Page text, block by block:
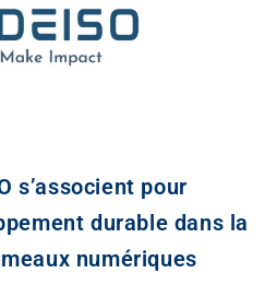
s’associent pour
durable dans la
numériques